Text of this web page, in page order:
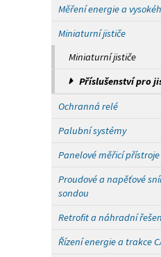
Měření energie a
Miniaturní jističe
Miniaturní jističe
Příslušenství pro
Ochranná relé
Palubní systémy
Panelové měřicí
Proudové a napěťové
sondou
Retrofit a náhradní
Řízení energie a trakce